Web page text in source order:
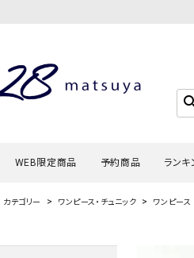
WEB限定商品 予約商品 ランキ
カテゴリー ワンピース・チュニック ワンピース